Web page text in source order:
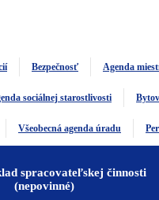
Bezpečnosť Agenda
sociálnej starostlivosti
Všeobecná agenda úradu
spracovateľskej činnosti
(nepovinné)